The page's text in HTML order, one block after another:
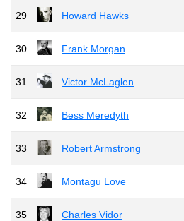
29 Howard Hawks
30 Frank Morgan
31 Victor McLaglen
32 Bess Meredyth
33 Robert Armstrong
34 Montagu Love
35 Charles Vidor